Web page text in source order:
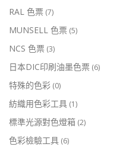
RAL 色票 (7)
MUNSELL 色票 (5)
NCS 色票 (3)
日本DIC印刷油墨色票 (6)
特殊的色彩 (0)
紡織用色彩工具 (1)
標準光源對色燈箱 (2)
色彩檢驗工具 (6)